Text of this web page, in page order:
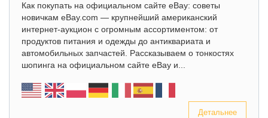
Как покупать на официальном сайте eBay: советы
новичкам eBay.com — крупнейший американский
интернет-аукцион с огромным ассортиментом: от
продуктов питания и одежды до антиквариата и
автомобильных запчастей. Рассказываем о тонкостях
шопинга на официальном сайте eBay и...
Детальнее